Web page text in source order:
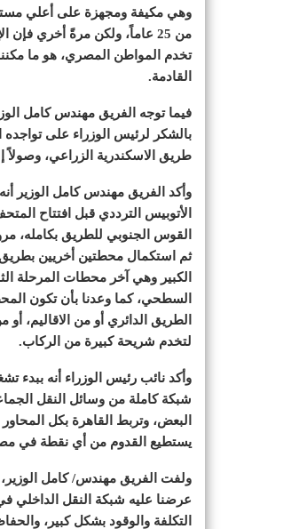
وهي مكيفة ومجهزة على أعلي
من 25 عاماً، ولكن مرةً أخري
تخدم المواطن المصري، هو ما
القادمة.
فيما توجه الفريق مهندس كامل
بالشكر لرئيس الوزراء على تواجده
طريق الاسكندرية الزراعي، وصولاً إلى أكاديمية
وأكد الفريق مهندس كامل الوزير
القوس الجنوبي للطريق بكامله،
ثم استكمال محطتين أخريين
السطحي، كما وعدنا بأن تكون
الطريق الدائري أو من
لتخدم شريحة كبيرة من الركاب.
وأكد نائب رئيس الوزراء أنه ببدء
شبكة كاملة من وسائل النقل
البعض، وتربط القاهرة بكل
يستطيع القدوم من أي نقطة في
ولفت الفريق مهندس/ كامل
عرضنا عليه شبكة النقل الداخلي
التكلفة والوقود بشكل كبير،